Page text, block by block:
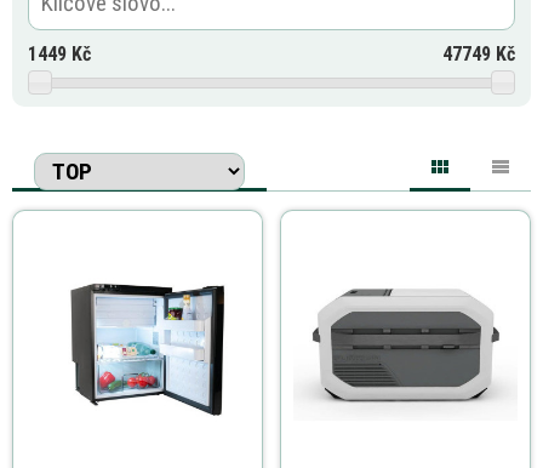
1449 Kč 47749 Kč